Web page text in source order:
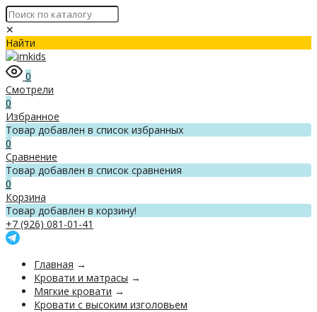
✕
Найти
0
Смотрели
0
Избранное
Товар добавлен в список избранных
0
Сравнение
Товар добавлен в список сравнения
0
Корзина
Товар добавлен в корзину!
+7 (926) 081-01-41
Главная →
Кровати и матрасы →
Мягкие кровати →
Кровати с высоким изголовьем